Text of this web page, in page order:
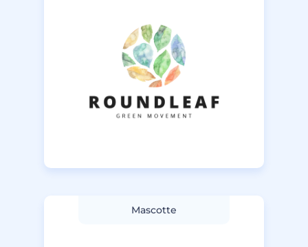
Mascotte